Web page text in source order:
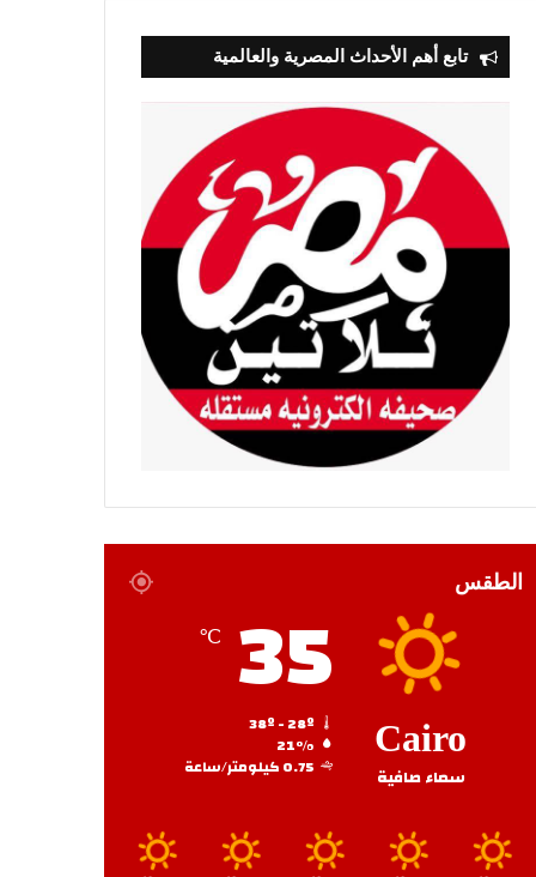
تابع أهم الأحداث المصرية والعالمية
الطقس
Cairo
سماء صافية
35
℃
21%
0.75 كيلومتر/ساعة